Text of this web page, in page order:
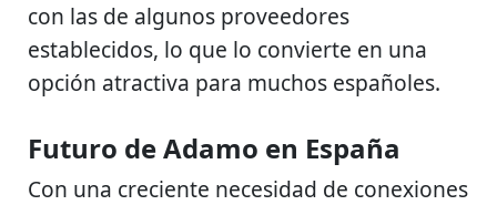
con las de algunos proveedores
establecidos, lo que lo convierte en una
opción atractiva para muchos españoles.
Futuro de Adamo en España
Con una creciente necesidad de conexiones